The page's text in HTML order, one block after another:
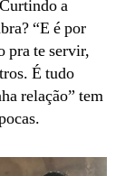
a
“E é por
pra te servir,
É tudo
relação” tem